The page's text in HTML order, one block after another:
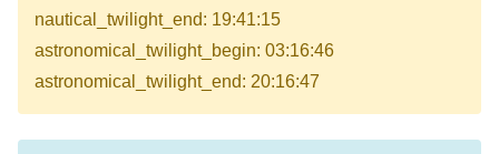
nautical_twilight_end: 19:41:15
astronomical_twilight_begin: 03:16:46
astronomical_twilight_end: 20:16:47